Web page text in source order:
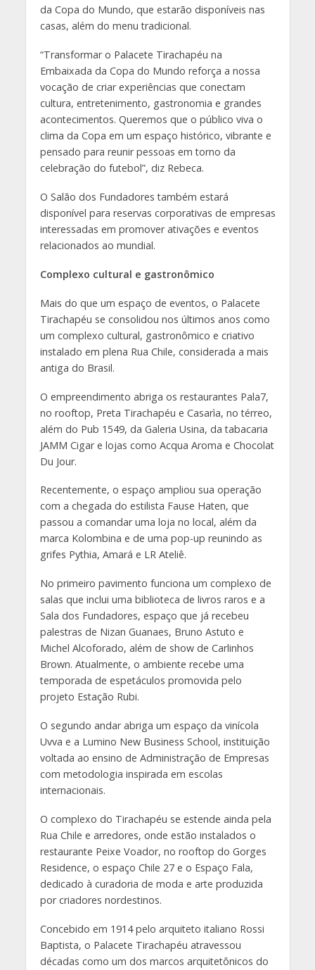
da Copa do Mundo, que estarão disponíveis nas
casas, além do menu tradicional.
“Transformar o Palacete Tirachapéu na
Embaixada da Copa do Mundo reforça a nossa
vocação de criar experiências que conectam
cultura, entretenimento, gastronomia e grandes
acontecimentos. Queremos que o público viva o
clima da Copa em um espaço histórico, vibrante e
pensado para reunir pessoas em torno da
celebração do futebol”, diz Rebeca.
O Salão dos Fundadores também estará
disponível para reservas corporativas de empresas
interessadas em promover ativações e eventos
relacionados ao mundial.
Complexo cultural e gastronômico
Mais do que um espaço de eventos, o Palacete
Tirachapéu se consolidou nos últimos anos como
um complexo cultural, gastronômico e criativo
instalado em plena Rua Chile, considerada a mais
antiga do Brasil.
O empreendimento abriga os restaurantes Pala7,
no rooftop, Preta Tirachapéu e Casarìa, no térreo,
além do Pub 1549, da Galeria Usina, da tabacaria
JAMM Cigar e lojas como Acqua Aroma e Chocolat
Du Jour.
Recentemente, o espaço ampliou sua operação
com a chegada do estilista Fause Haten, que
passou a comandar uma loja no local, além da
marca Kolombina e de uma pop-up reunindo as
grifes Pythia, Amará e LR Ateliê.
No primeiro pavimento funciona um complexo de
salas que inclui uma biblioteca de livros raros e a
Sala dos Fundadores, espaço que já recebeu
palestras de Nizan Guanaes, Bruno Astuto e
Michel Alcoforado, além de show de Carlinhos
Brown. Atualmente, o ambiente recebe uma
temporada de espetáculos promovida pelo
projeto Estação Rubi.
O segundo andar abriga um espaço da vinícola
Uvva e a Lumino New Business School, instituição
voltada ao ensino de Administração de Empresas
com metodologia inspirada em escolas
internacionais.
O complexo do Tirachapéu se estende ainda pela
Rua Chile e arredores, onde estão instalados o
restaurante Peixe Voador, no rooftop do Gorges
Residence, o espaço Chile 27 e o Espaço Fala,
dedicado à curadoria de moda e arte produzida
por criadores nordestinos.
Concebido em 1914 pelo arquiteto italiano Rossi
Baptista, o Palacete Tirachapéu atravessou
décadas como um dos marcos arquitetônicos do